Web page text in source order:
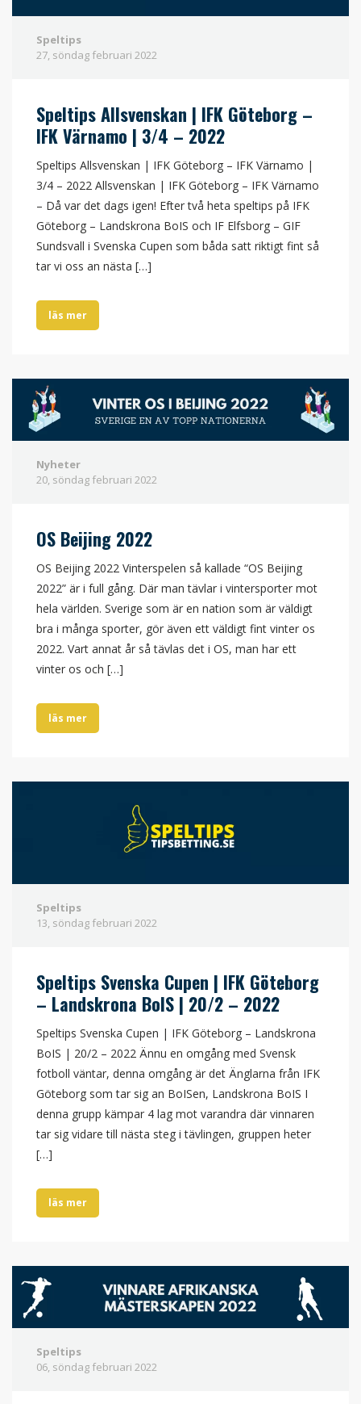
Speltips
27, söndag februari 2022
Speltips Allsvenskan | IFK Göteborg –
IFK Värnamo | 3/4 – 2022
Speltips Allsvenskan | IFK Göteborg – IFK Värnamo |
3/4 – 2022 Allsvenskan | IFK Göteborg – IFK Värnamo
– Då var det dags igen! Efter två heta speltips på IFK
Göteborg – Landskrona BoIS och IF Elfsborg – GIF
Sundsvall i Svenska Cupen som båda satt riktigt fint så
tar vi oss an nästa […]
läs mer
Nyheter
20, söndag februari 2022
OS Beijing 2022
OS Beijing 2022 Vinterspelen så kallade “OS Beijing
2022” är i full gång. Där man tävlar i vintersporter mot
hela världen. Sverige som är en nation som är väldigt
bra i många sporter, gör även ett väldigt fint vinter os
2022. Vart annat år så tävlas det i OS, man har ett
vinter os och […]
läs mer
Speltips
13, söndag februari 2022
Speltips Svenska Cupen | IFK Göteborg
– Landskrona BoIS | 20/2 – 2022
Speltips Svenska Cupen | IFK Göteborg – Landskrona
BoIS | 20/2 – 2022 Ännu en omgång med Svensk
fotboll väntar, denna omgång är det Änglarna från IFK
Göteborg som tar sig an BoISen, Landskrona BoIS I
denna grupp kämpar 4 lag mot varandra där vinnaren
tar sig vidare till nästa steg i tävlingen, gruppen heter
[…]
läs mer
Speltips
06, söndag februari 2022